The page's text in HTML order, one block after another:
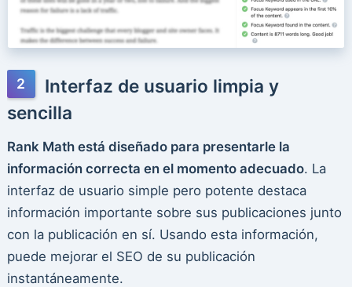
Interfaz de usuario limpia y
sencilla
Rank Math está diseñado para presentarle la
información correcta en el momento adecuado. La
interfaz de usuario simple pero potente destaca
información importante sobre sus publicaciones junto
con la publicación en sí. Usando esta información,
puede mejorar el SEO de su publicación
instantáneamente.